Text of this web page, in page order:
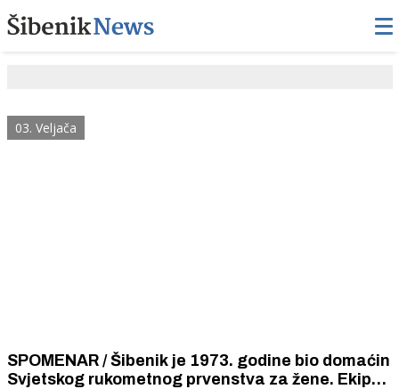
03. Veljača
SPOMENAR / Šibenik je 1973. godine bio domaćin
Svjetskog rukometnog prvenstva za žene. Ekipe